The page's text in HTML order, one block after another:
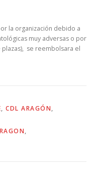
la organización debido a
muy adversas o por
se reembolsara el
, CDL ARAGÓN,
,